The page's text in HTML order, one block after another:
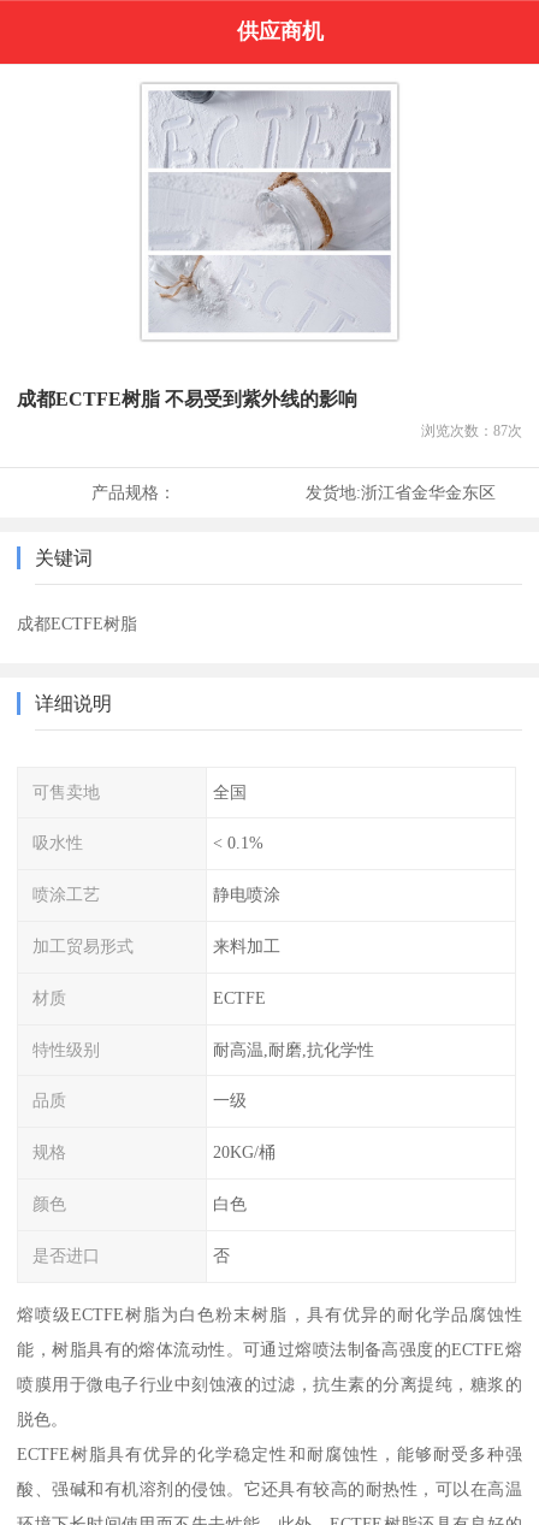
供应商机
成都ECTFE树脂 不易受到紫外线的影响
浏览次数： 87次
产品规格： 发货地:浙江省金华金东区
关键词
成都ECTFE树脂
详细说明
可售卖地 全国
吸水性 < 0.1%
喷涂工艺 静电喷涂
加工贸易形式 来料加工
材质 ECTFE
特性级别 耐高温,耐磨,抗化学性
品质 一级
规格 20KG/桶
颜色 白色
是否进口 否
熔喷级ECTFE树脂为白色粉末树脂，具有优异的耐化学品腐蚀性
能，树脂具有的熔体流动性。可通过熔喷法制备高强度的ECTFE熔
喷膜用于微电子行业中刻蚀液的过滤，抗生素的分离提纯，糖浆的
脱色。
ECTFE树脂具有优异的化学稳定性和耐腐蚀性，能够耐受多种强
酸、强碱和有机溶剂的侵蚀。它还具有较高的耐热性，可以在高温